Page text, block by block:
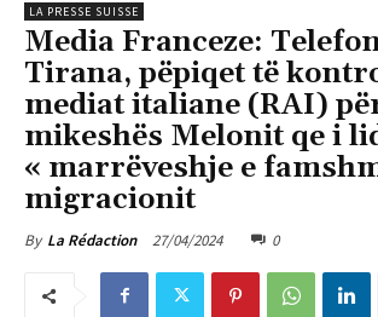
LA PRESSE SUISSE
Media Franceze:
Tirana, pëpiqet të
mediat italiane (RAI)
mikeshës Melonit qe i
« marrëveshje e
migracionit
By La Rédaction 27/04/2024 0